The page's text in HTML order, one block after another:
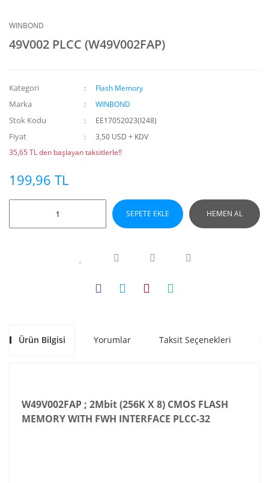
WINBOND
49V002 PLCC (W49V002FAP)
Kategori Flash Memory
Marka WINBOND
Stok Kodu EE17052023(I248)
Fiyat
3,50 USD + KDV
35,65 TL den başlayan taksitlerle!!
199,96 TL
SEPETE EKLE HEMEN AL
Ürün Bilgisi Yorumlar Taksit Seçenekleri
W49V002FAP ; 2Mbit (256K X 8) CMOS FLASH
MEMORY WITH FWH INTERFACE PLCC-32